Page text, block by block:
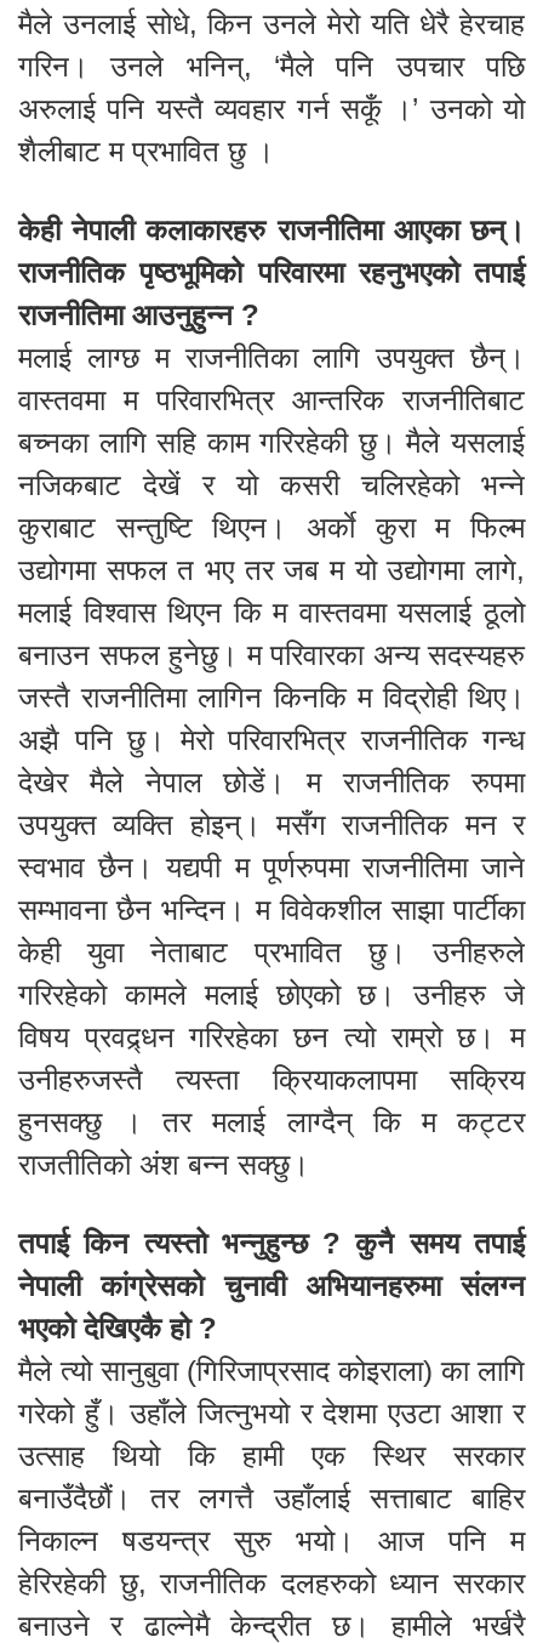
मैले उनलाई सोधे, किन उनले मेरो यति धेरै हेरचाह
गरिन। उनले भनिन्, ‘मैले पनि उपचार पछि
अरुलाई पनि यस्तै व्यवहार गर्न सकूँ ।’ उनको यो
शैलीबाट म प्रभावित छु ।
केही नेपाली कलाकारहरु राजनीतिमा आएका छन्।
राजनीतिक पृष्ठभूमिको परिवारमा रहनुभएको तपाई
राजनीतिमा आउनुहुन्न ?
मलाई लाग्छ म राजनीतिका लागि उपयुक्त छैन्।
वास्तवमा म परिवारभित्र आन्तरिक राजनीतिबाट
बच्नका लागि सहि काम गरिरहेकी छु। मैले यसलाई
नजिकबाट देखें र यो कसरी चलिरहेको भन्ने
कुराबाट सन्तुष्टि थिएन। अर्काे कुरा म फिल्म
उद्योगमा सफल त भए तर जब म यो उद्योगमा लागे,
मलाई विश्वास थिएन कि म वास्तवमा यसलाई ठूलो
बनाउन सफल हुनेछु। म परिवारका अन्य सदस्यहरु
जस्तै राजनीतिमा लागिन किनकि म विद्रोही थिए।
अझै पनि छु। मेरो परिवारभित्र राजनीतिक गन्ध
देखेर मैले नेपाल छोडें। म राजनीतिक रुपमा
उपयुक्त व्यक्ति होइन्। मसँग राजनीतिक मन र
स्वभाव छैन। यद्यपी म पूर्णरुपमा राजनीतिमा जाने
सम्भावना छैन भन्दिन। म विवेकशील साझा पार्टीका
केही युवा नेताबाट प्रभावित छु। उनीहरुले
गरिरहेको कामले मलाई छोएको छ। उनीहरु जे
विषय प्रवद्र्धन गरिरहेका छन त्यो राम्रो छ। म
उनीहरुजस्तै त्यस्ता क्रियाकलापमा सक्रिय
हुनसक्छु । तर मलाई लाग्दैन् कि म कट्टर
राजतीतिको अंश बन्न सक्छु।
तपाई किन त्यस्तो भन्नुहुन्छ ? कुनै समय तपाई
नेपाली कांग्रेसको चुनावी अभियानहरुमा संलग्न
भएको देखिएकै हो ?
मैले त्यो सानुबुवा (गिरिजाप्रसाद कोइराला) का लागि
गरेको हुँ। उहाँले जित्नुभयो र देशमा एउटा आशा र
उत्साह थियो कि हामी एक स्थिर सरकार
बनाउँदैछौं। तर लगत्तै उहाँलाई सत्ताबाट बाहिर
निकाल्न षडयन्त्र सुरु भयो। आज पनि म
हेरिरहेकी छु, राजनीतिक दलहरुको ध्यान सरकार
बनाउने र ढाल्नेमै केन्द्रीत छ। हामीले भर्खरै